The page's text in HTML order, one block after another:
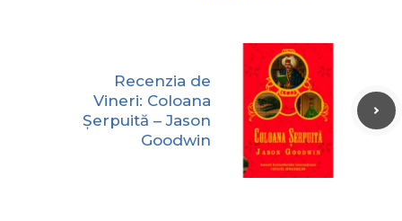
Recenzia de
Vineri: Coloana
Șerpuită – Jason
Goodwin